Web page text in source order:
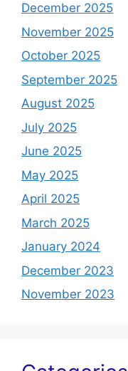
December 2025
November 2025
October 2025
September 2025
August 2025
July 2025
June 2025
May 2025
April 2025
March 2025
January 2024
December 2023
November 2023